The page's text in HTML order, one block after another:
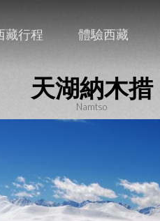
藏行程 體驗西藏
天湖納木措
Namtso